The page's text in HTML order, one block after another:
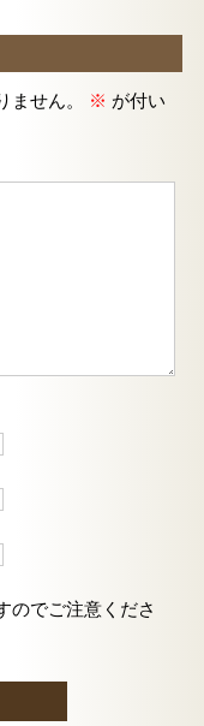
せん。 ※ が付い
のでご注意くださ